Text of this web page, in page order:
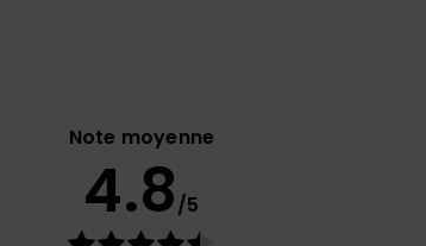
Note moyenne
4.8/5